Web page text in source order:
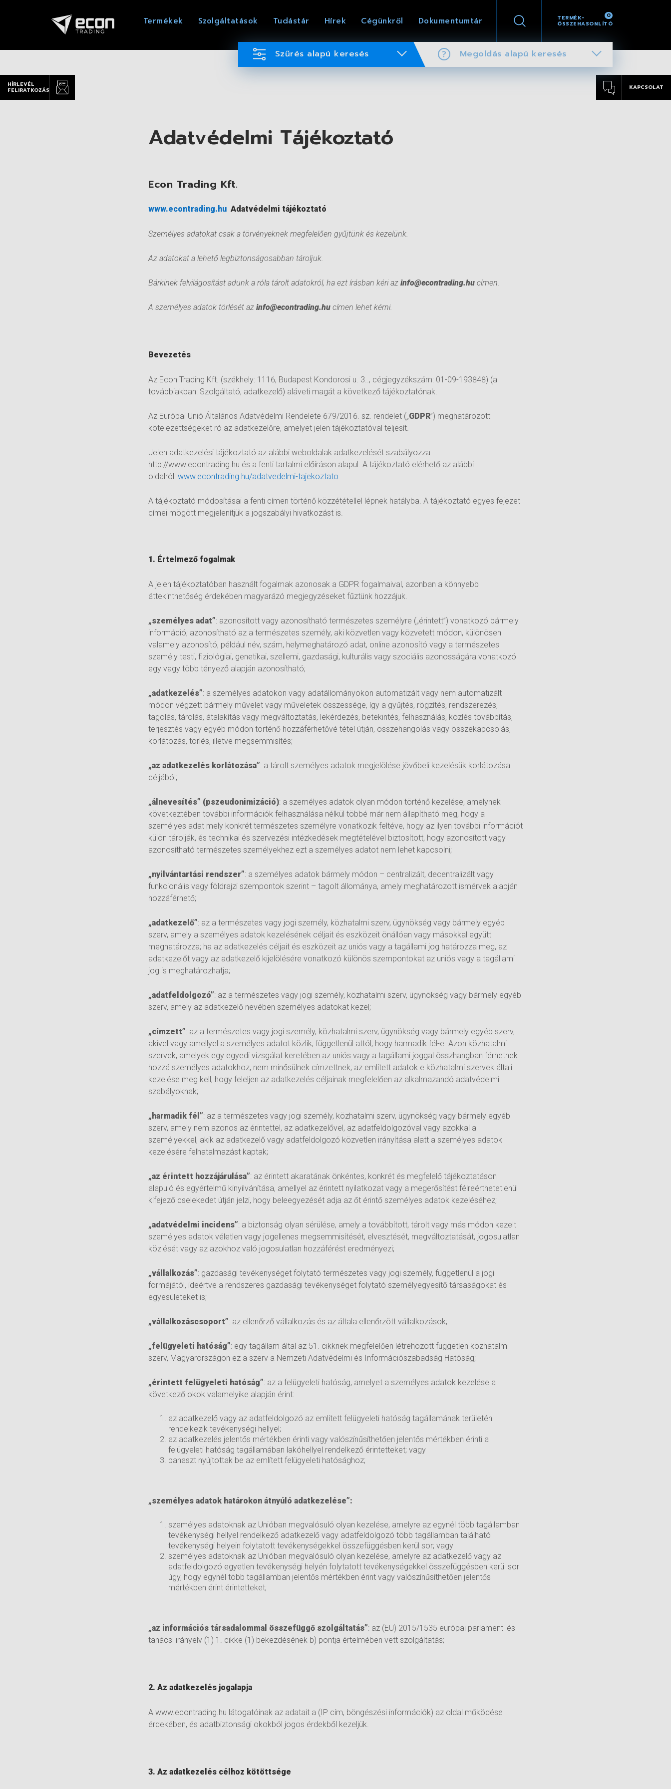
TERMÉK-
ÖSSZEHASONLÍTÓ
0
Termékek Szolgáltatások Tudástár Hírek Cégünkről Dokumentumtár
Szűrés alapú keresés Megoldás alapú keresés
HÍRLEVÉL
FELIRATKOZÁS
KAPCSOLAT
Adatvédelmi Tájékoztató
Econ Trading Kft.
www.econtrading.hu Adatvédelmi tájékoztató
Személyes adatokat csak a törvényeknek megfelelően gyűjtünk és kezelünk.
Az adatokat a lehető legbiztonságosabban tároljuk.
Bárkinek felvilágosítást adunk a róla tárolt adatokról, ha ezt írásban kéri az info@econtrading.hu címen.
A személyes adatok törlését az info@econtrading.hu címen lehet kérni.
Bevezetés
Az Econ Trading Kft. (székhely: 1116, Budapest Kondorosi u. 3.., cégjegyzékszám: 01-09-193848) (a
továbbiakban: Szolgáltató, adatkezelő) aláveti magát a következő tájékoztatónak.
Az Európai Unió Általános Adatvédelmi Rendelete 679/2016. sz. rendelet („GDPR”) meghatározott
kötelezettségeket ró az adatkezelőre, amelyet jelen tájékoztatóval teljesít.
Jelen adatkezelési tájékoztató az alábbi weboldalak adatkezelését szabályozza:
http://www.econtrading.hu és a fenti tartalmi előíráson alapul. A tájékoztató elérhető az alábbi
oldalról: www.econtrading.hu/adatvedelmi-tajekoztato
A tájékoztató módosításai a fenti címen történő közzététellel lépnek hatályba. A tájékoztató egyes fejezet
címei mögött megjelenítjük a jogszabályi hivatkozást is.
1. Értelmező fogalmak
A jelen tájékoztatóban használt fogalmak azonosak a GDPR fogalmaival, azonban a könnyebb
áttekinthetőség érdekében magyarázó megjegyzéseket fűztünk hozzájuk.
„személyes adat”: azonosított vagy azonosítható természetes személyre („érintett”) vonatkozó bármely
információ; azonosítható az a természetes személy, aki közvetlen vagy közvetett módon, különösen
valamely azonosító, például név, szám, helymeghatározó adat, online azonosító vagy a természetes
személy testi, fiziológiai, genetikai, szellemi, gazdasági, kulturális vagy szociális azonosságára vonatkozó
egy vagy több tényező alapján azonosítható;
„adatkezelés”: a személyes adatokon vagy adatállományokon automatizált vagy nem automatizált
módon végzett bármely művelet vagy műveletek összessége, így a gyűjtés, rögzítés, rendszerezés,
tagolás, tárolás, átalakítás vagy megváltoztatás, lekérdezés, betekintés, felhasználás, közlés továbbítás,
terjesztés vagy egyéb módon történő hozzáférhetővé tétel útján, összehangolás vagy összekapcsolás,
korlátozás, törlés, illetve megsemmisítés;
„az adatkezelés korlátozása”: a tárolt személyes adatok megjelölése jövőbeli kezelésük korlátozása
céljából;
„álnevesítés” (pszeudonimizáció): a személyes adatok olyan módon történő kezelése, amelynek
következtében további információk felhasználása nélkül többé már nem állapítható meg, hogy a
személyes adat mely konkrét természetes személyre vonatkozik feltéve, hogy az ilyen további információt
külön tárolják, és technikai és szervezési intézkedések megtételével biztosított, hogy azonosított vagy
azonosítható természetes személyekhez ezt a személyes adatot nem lehet kapcsolni;
„nyilvántartási rendszer”: a személyes adatok bármely módon – centralizált, decentralizált vagy
funkcionális vagy földrajzi szempontok szerint – tagolt állománya, amely meghatározott ismérvek alapján
hozzáférhető;
„adatkezelő”: az a természetes vagy jogi személy, közhatalmi szerv, ügynökség vagy bármely egyéb
szerv, amely a személyes adatok kezelésének céljait és eszközeit önállóan vagy másokkal együtt
meghatározza; ha az adatkezelés céljait és eszközeit az uniós vagy a tagállami jog határozza meg, az
adatkezelőt vagy az adatkezelő kijelölésére vonatkozó különös szempontokat az uniós vagy a tagállami
jog is meghatározhatja;
„adatfeldolgozó”: az a természetes vagy jogi személy, közhatalmi szerv, ügynökség vagy bármely egyéb
szerv, amely az adatkezelő nevében személyes adatokat kezel;
„címzett”: az a természetes vagy jogi személy, közhatalmi szerv, ügynökség vagy bármely egyéb szerv,
akivel vagy amellyel a személyes adatot közlik, függetlenül attól, hogy harmadik fél-e. Azon közhatalmi
szervek, amelyek egy egyedi vizsgálat keretében az uniós vagy a tagállami joggal összhangban férhetnek
hozzá személyes adatokhoz, nem minősülnek címzettnek; az említett adatok e közhatalmi szervek általi
kezelése meg kell, hogy feleljen az adatkezelés céljainak megfelelően az alkalmazandó adatvédelmi
szabályoknak;
„harmadik fél”: az a természetes vagy jogi személy, közhatalmi szerv, ügynökség vagy bármely egyéb
szerv, amely nem azonos az érintettel, az adatkezelővel, az adatfeldolgozóval vagy azokkal a
személyekkel, akik az adatkezelő vagy adatfeldolgozó közvetlen irányítása alatt a személyes adatok
kezelésére felhatalmazást kaptak;
„az érintett hozzájárulása”: az érintett akaratának önkéntes, konkrét és megfelelő tájékoztatáson
alapuló és egyértelmű kinyilvánítása, amellyel az érintett nyilatkozat vagy a megerősítést félreérthetetlenül
kifejező cselekedet útján jelzi, hogy beleegyezését adja az őt érintő személyes adatok kezeléséhez;
„adatvédelmi incidens”: a biztonság olyan sérülése, amely a továbbított, tárolt vagy más módon kezelt
személyes adatok véletlen vagy jogellenes megsemmisítését, elvesztését, megváltoztatását, jogosulatlan
közlését vagy az azokhoz való jogosulatlan hozzáférést eredményezi;
„vállalkozás”: gazdasági tevékenységet folytató természetes vagy jogi személy, függetlenül a jogi
formájától, ideértve a rendszeres gazdasági tevékenységet folytató személyegyesítő társaságokat és
egyesületeket is;
„vállalkozáscsoport”: az ellenőrző vállalkozás és az általa ellenőrzött vállalkozások;
„felügyeleti hatóság”: egy tagállam által az 51. cikknek megfelelően létrehozott független közhatalmi
szerv, Magyarországon ez a szerv a Nemzeti Adatvédelmi és Információszabadság Hatóság;
„érintett felügyeleti hatóság”: az a felügyeleti hatóság, amelyet a személyes adatok kezelése a
következő okok valamelyike alapján érint:
az adatkezelő vagy az adatfeldolgozó az említett felügyeleti hatóság tagállamának területén
rendelkezik tevékenységi hellyel;
az adatkezelés jelentős mértékben érinti vagy valószínűsíthetően jelentős mértékben érinti a
felügyeleti hatóság tagállamában lakóhellyel rendelkező érintetteket; vagy
panaszt nyújtottak be az említett felügyeleti hatósághoz;
„személyes adatok határokon átnyúló adatkezelése”:
személyes adatoknak az Unióban megvalósuló olyan kezelése, amelyre az egynél több tagállamban
tevékenységi hellyel rendelkező adatkezelő vagy adatfeldolgozó több tagállamban található
tevékenységi helyein folytatott tevékenységekkel összefüggésben kerül sor; vagy
személyes adatoknak az Unióban megvalósuló olyan kezelése, amelyre az adatkezelő vagy az
adatfeldolgozó egyetlen tevékenységi helyén folytatott tevékenységekkel összefüggésben kerül sor
úgy, hogy egynél több tagállamban jelentős mértékben érint vagy valószínűsíthetően jelentős
mértékben érint érintetteket;
„az információs társadalommal összefüggő szolgáltatás”: az (EU) 2015/1535 európai parlamenti és
tanácsi irányelv (1) 1. cikke (1) bekezdésének b) pontja értelmében vett szolgáltatás;
2. Az adatkezelés jogalapja
A www.econtrading.hu látogatóinak az adatait a (IP cím, böngészési információk) az oldal működése
érdekében, és adatbiztonsági okokból jogos érdekből kezeljük.
3. Az adatkezelés célhoz kötöttsége